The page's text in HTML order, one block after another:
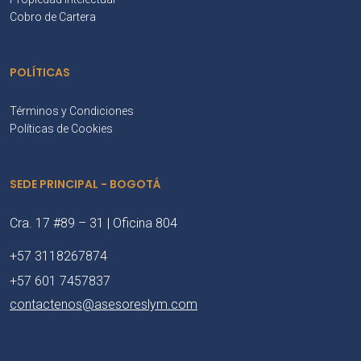
Cobro de Cartera
POLÍTICAS
Términos y Condiciones
Políticas de Cookies
SEDE PRINCIPAL - BOGOTÁ
Cra. 17 #89 – 31 | Oficina 804
+57 3118267874
+57 601 7457837
contactenos@asesoreslym.com